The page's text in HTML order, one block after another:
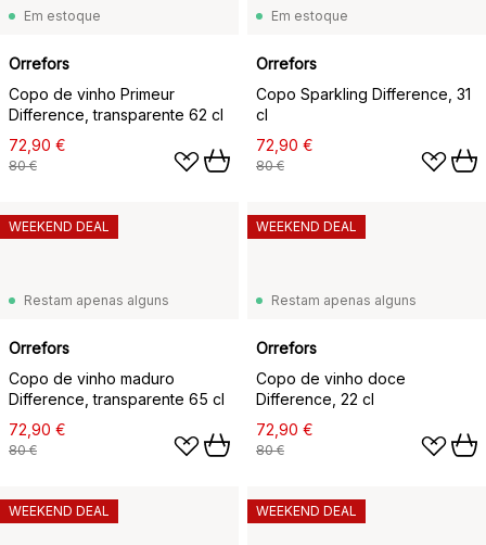
Em estoque
Orrefors
Copo de vinho Primeur
Difference, transparente 62 cl
72,90 €
80 €
Em estoque
Orrefors
Copo Sparkling Difference, 31
cl
72,90 €
80 €
Restam apenas alguns
Orrefors
Copo de vinho maduro
Difference, transparente 65 cl
72,90 €
80 €
WEEKEND DEAL
Restam apenas alguns
Orrefors
Copo de vinho doce
Difference, 22 cl
72,90 €
80 €
WEEKEND DEAL
WEEKEND DEAL WEEKEND DEAL